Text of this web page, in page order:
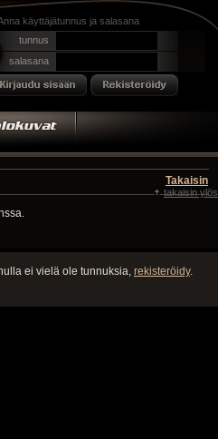
käyttäjätunnus ja salasana
tunnus
salasana
Takaisin
ei vielä ole tunnuksia, rekisteröidy.
takaisin ylös